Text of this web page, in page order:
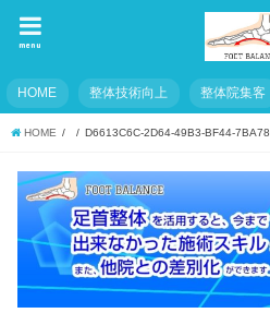
menu
HOME 整体技術向上 整体院集客
HOME D6613C6C-2D64-49B3-BF44-